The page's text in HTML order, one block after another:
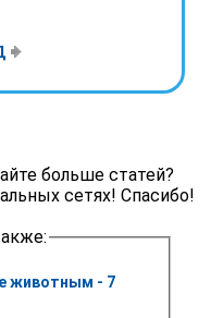
больше статей?
сетях! Спасибо!
животным - 7